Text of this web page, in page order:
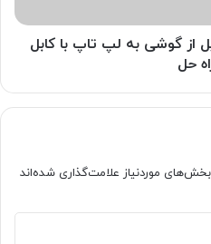
از گوشی به لپ تاپ با کابل
حل
بخش‌های موردنیاز علامت‌گذاری شده‌اند